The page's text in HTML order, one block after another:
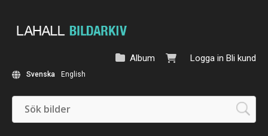
Logga in Bli kund
Album
Svenska English